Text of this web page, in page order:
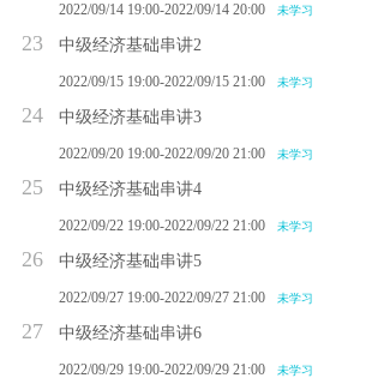
2022/09/14 19:00-2022/09/14 20:00 未学习
23 中级经济基础串讲2
2022/09/15 19:00-2022/09/15 21:00 未学习
24 中级经济基础串讲3
2022/09/20 19:00-2022/09/20 21:00 未学习
25 中级经济基础串讲4
2022/09/22 19:00-2022/09/22 21:00 未学习
26 中级经济基础串讲5
2022/09/27 19:00-2022/09/27 21:00 未学习
27 中级经济基础串讲6
2022/09/29 19:00-2022/09/29 21:00 未学习